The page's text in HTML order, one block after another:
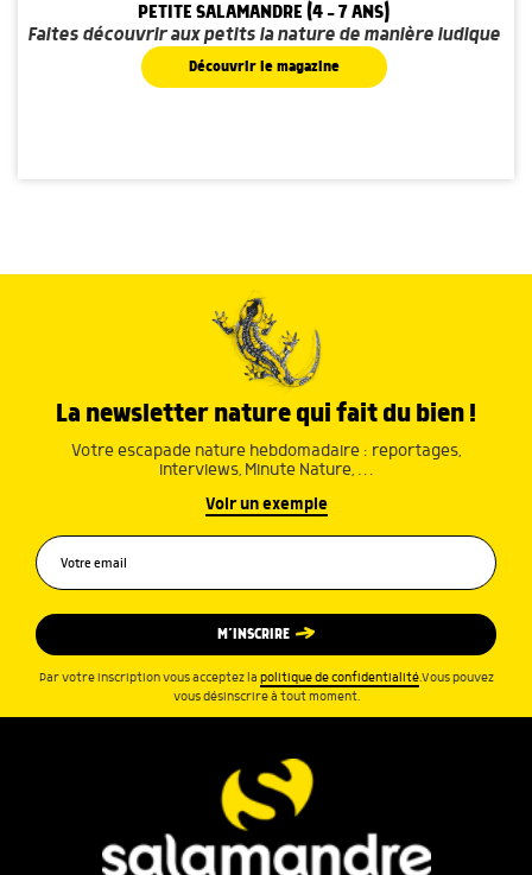
PETITE SALAMANDRE (4 - 7 ANS)
Faites découvrir aux petits la nature de manière ludique
Découvrir le magazine
La newsletter nature qui fait du bien !
Votre escapade nature hebdomadaire : reportages,
interviews, Minute Nature, …
Voir un exemple
M’INSCRIRE
Par votre inscription vous acceptez la politique de confidentialité.Vous pouvez
vous désinscrire à tout moment.